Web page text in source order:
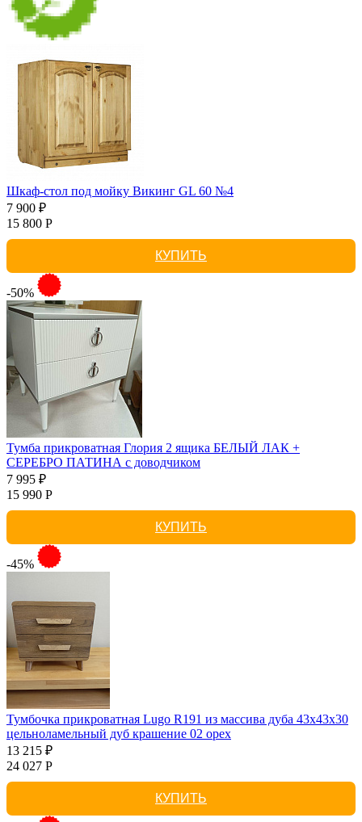
Шкаф-стол под мойку Викинг GL 60 №4
7 900 ₽
15 800 Р
КУПИТЬ
-50%
Тумба прикроватная Глория 2 ящика БЕЛЫЙ ЛАК +
СЕРЕБРО ПАТИНА с доводчиком
7 995 ₽
15 990 Р
КУПИТЬ
-45%
Тумбочка прикроватная Lugo R191 из массива дуба 43х43х30
цельноламельный дуб крашение 02 орех
13 215 ₽
24 027 Р
КУПИТЬ